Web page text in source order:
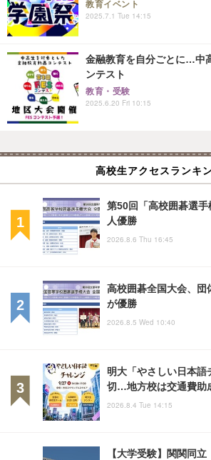
教育イベント
2025.7.1 Tue 14:15
金融教育を自分ごとに…中
ンテスト
教育・受験
2025.6.20 Fri 10:15
高校生アクセスランキ
第50回「高校囲碁選
人優勝
2026.8.6 Thu 16:45
高校囲碁全国大会、団
が優勝
2026.8.5 Wed 10:40
明大「やさしい日本
切…地方校は交通費助
2026.8.4 Tue 14:15
【大学受験】関関同